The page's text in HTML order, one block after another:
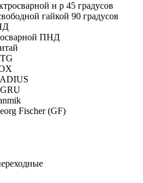
н р 45 градусов
гайкой 90 градусов
ПНД
Fischer (GF)